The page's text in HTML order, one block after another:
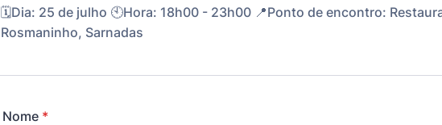
🗓️Dia: 25 de julho 🕙Hora: 18h00 - 23h00 📍Ponto de encontro:
Rosmaninho, Sarnadas
Nome *